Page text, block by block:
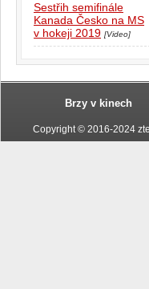
Sestřih semifinále
Kanada Česko na MS
v hokeji 2019 [Video]
Brzy v kinech
Copyright © 2016-2024